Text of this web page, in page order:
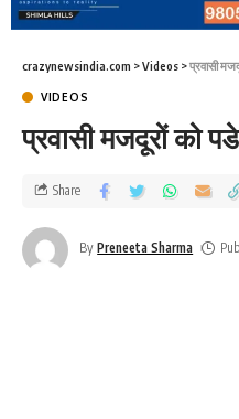
crazynewsindia.com >Videos >प्रवासी
VIDEOS
प्रवासी मजदूरों को
By Preneeta Sharma
Share